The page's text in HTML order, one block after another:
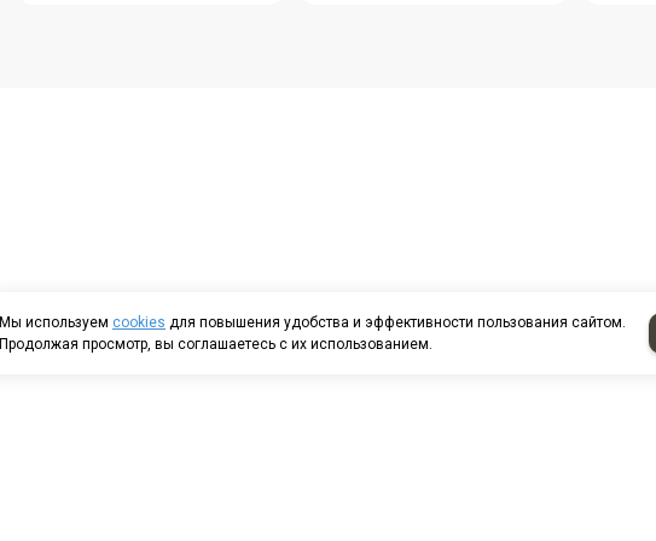
Мы используем cookies для повышения удобства и эффективности пользования сайтом.
Продолжая просмотр, вы соглашаетесь с их использованием.